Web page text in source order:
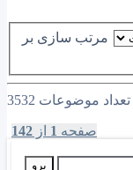
مرتب سازی بر
تعداد موضوعات 3532
صفحه 1 از 142